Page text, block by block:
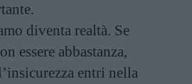
diventa realtà. Se
essere abbastanza,
entri nella